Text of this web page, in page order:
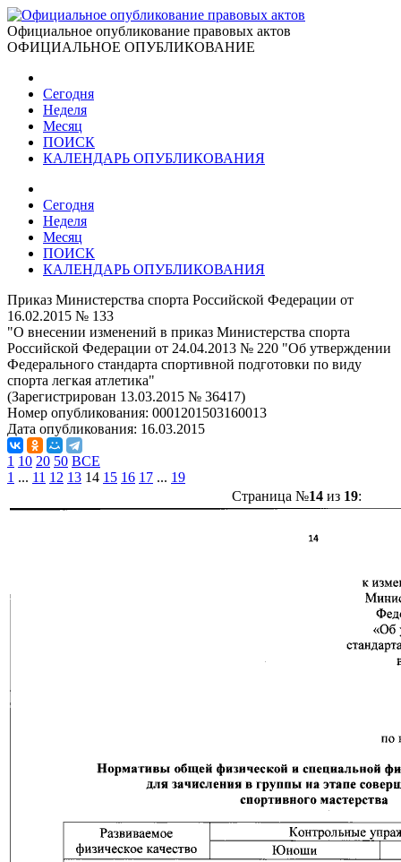
Официальное опубликование правовых актов
ОФИЦИАЛЬНОЕ ОПУБЛИКОВАНИЕ
Сегодня
Неделя
Месяц
ПОИСК
КАЛЕНДАРЬ ОПУБЛИКОВАНИЯ
Сегодня
Неделя
Месяц
ПОИСК
КАЛЕНДАРЬ ОПУБЛИКОВАНИЯ
Приказ Министерства спорта Российской Федерации от
16.02.2015 № 133
"О внесении изменений в приказ Министерства спорта
Российской Федерации от 24.04.2013 № 220 "Об утверждении
Федерального стандарта спортивной подготовки по виду
спорта легкая атлетика"
(Зарегистрирован 13.03.2015 № 36417)
Номер опубликования: 0001201503160013
Дата опубликования: 16.03.2015
1 10 20 50 ВСЕ
1 ... 11 12 13 14 15 16 17 ... 19
Страница №14из 19: